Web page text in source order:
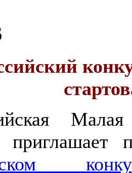
приглашает